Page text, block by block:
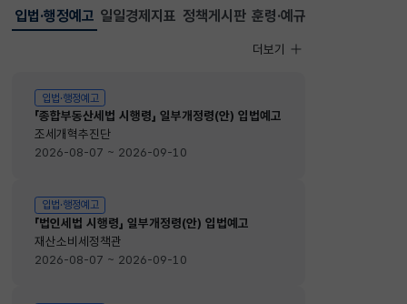
입법·행정예고
선택됨
입법·행정예고
입법·행정예고
「종합부동산세법 시행령」 일부개정령(안) 입법예고
조세개혁추진단
2026-08-07 ~ 2026-09-10
입법·행정예고
「법인세법 시행령」 일부개정령(안) 입법예고
재산소비세정책관
2026-08-07 ~ 2026-09-10
입법·행정예고
더보기
일일경제지표 정책게시판 훈령·예규